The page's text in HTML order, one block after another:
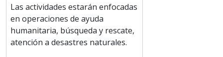
Las actividades estarán enfocadas
en operaciones de ayuda
humanitaria, búsqueda y rescate,
atención a desastres naturales.